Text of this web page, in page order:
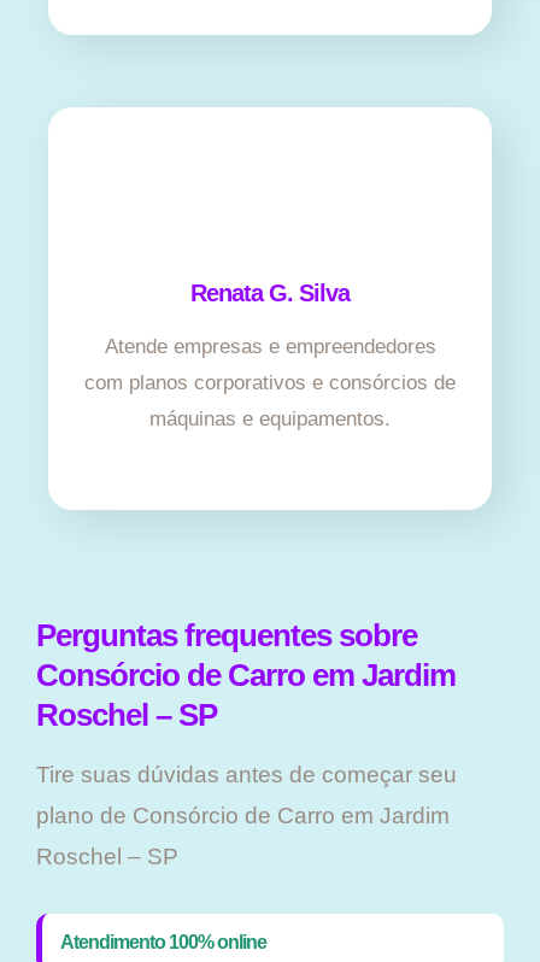
Renata G. Silva
Atende empresas e empreendedores
com planos corporativos e consórcios de
máquinas e equipamentos.
Perguntas frequentes sobre
Consórcio de Carro em Jardim
Roschel – SP
Tire suas dúvidas antes de começar seu
plano ​de Consórcio de Carro em Jardim
Roschel – SP
Atendimento 100% online